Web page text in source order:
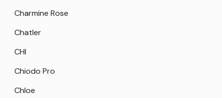
Charmine Rose
Chatler
CHI
Chiodo Pro
Chloe